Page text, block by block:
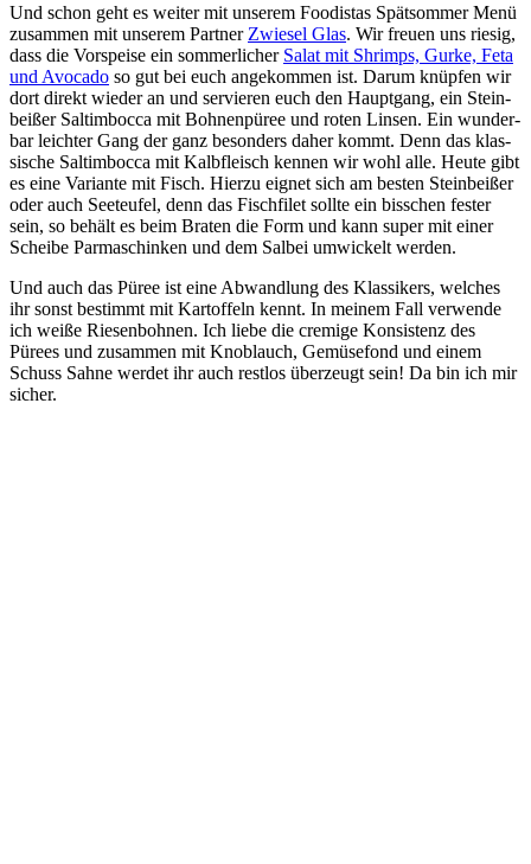
Und schon geht es wei­ter mit unse­rem Foo­di­stas Spät­som­mer Menü
zusam­men mit unse­rem Part­ner Zwie­sel Glas. Wir freu­en uns rie­sig,
dass die Vor­spei­se ein som­mer­li­cher Salat mit Shrimps, Gur­ke, Feta
und Avo­ca­do so gut bei euch ange­kom­men ist. Dar­um knüp­fen wir
dort direkt wie­der an und ser­vie­ren euch den Haupt­gang, ein Stein­
bei­ßer Sal­tim­boc­ca mit Boh­nen­pü­ree und roten Lin­sen. Ein wun­der­
bar leich­ter Gang der ganz beson­ders daher kommt. Denn das klas­
si­sche Sal­tim­boc­ca mit Kalb­fleisch ken­nen wir wohl alle. Heu­te gibt
es eine Vari­an­te mit Fisch. Hier­zu eig­net sich am bes­ten Stein­bei­ßer
oder auch See­teu­fel, denn das Fisch­fi­let soll­te ein biss­chen fes­ter
sein, so behält es beim Bra­ten die Form und kann super mit einer
Schei­be Par­ma­schin­ken und dem Sal­bei umwi­ckelt werden.
Und auch das Püree ist eine Abwand­lung des Klas­si­kers, wel­ches
ihr sonst bestimmt mit Kar­tof­feln kennt. In mei­nem Fall ver­wen­de
ich wei­ße Rie­sen­boh­nen. Ich lie­be die cre­mi­ge Kon­sis­tenz des
Pürees und zusam­men mit Knob­lauch, Gemü­se­fond und einem
Schuss Sah­ne wer­det ihr auch rest­los über­zeugt sein! Da bin ich mir
sicher.